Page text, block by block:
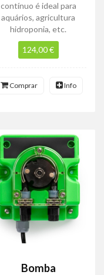
contínuo é ideal para
aquários, agricultura
hidroponia, etc.
124,00 €
Comprar Info
Bomba